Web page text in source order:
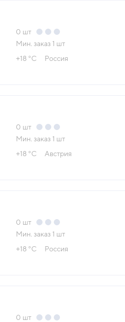
0 шт
Мин. заказ 1 шт
+18 °С
Россия
0 шт
Мин. заказ 1 шт
+18 °С
Австрия
0 шт
Мин. заказ 1 шт
+18 °С
Россия
0 шт